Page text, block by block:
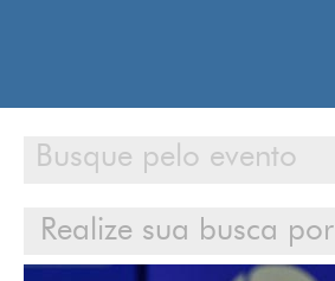
Calendário